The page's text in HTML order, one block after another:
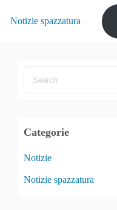
Notizie spazzatura
Categorie
Notizie
Notizie spazzatura